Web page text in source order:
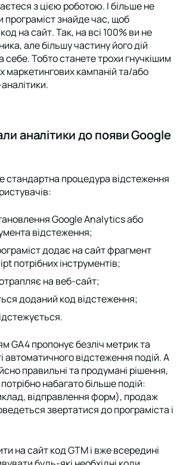
з цією роботою. І більше не
програміст знайде час, щоб
на сайт. Так, на всі 100% ви не
але більшу частину його дій
себе. Тобто станете трохи гнучкішим
маркетингових кампаній та/або
аналітики до появи Google
стандартна процедура відстеження
Google Analytics або
відстеження;
додає на сайт фрагмент
потрібних інструментів;
на веб-сайт;
доданий код відстеження;
GA4 пропонує безліч метрик та
автоматичного відстеження подій. А
правильні та продумані рішення,
набагато більше подій:
відправлення форм), продаж
звертатися до програміста і
на сайт код GTM і вже всередині